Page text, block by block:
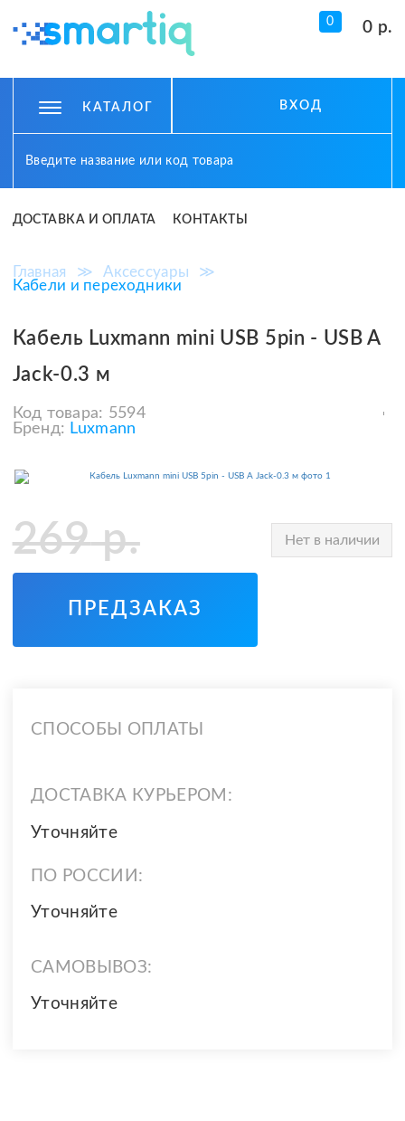
0 0 р.
КАТАЛОГ ВХОД
ДОСТАВКА И ОПЛАТА КОНТАКТЫ
Главная ≫ Аксессуары
≫
Кабели и переходники
Кабель Luxmann mini USB 5pin - USB A
Jack-0.3 м
Код товара: 5594
Бренд: Luxmann
269р. Нет в наличии
ПРЕДЗАКАЗ
СПОСОБЫ ОПЛАТЫ
ДОСТАВКА КУРЬЕРОМ:
Уточняйте
ПО РОССИИ:
Уточняйте
САМОВЫВОЗ:
Уточняйте